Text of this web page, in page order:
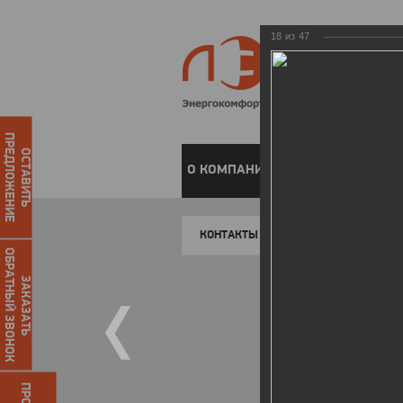
О КОМПАНИИ
КОНТАКТЫ
ОСТАВИТЬ
ПРЕДЛОЖЕНИЕ
ЗАКАЗАТЬ
ОБРАТНЫЙ ЗВОНОК
18 из 47